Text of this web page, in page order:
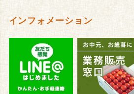
インフォメーション